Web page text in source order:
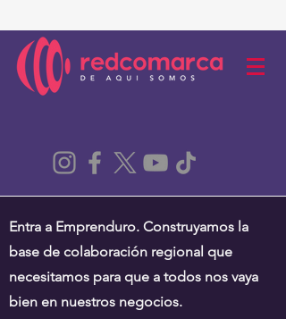
Entra a Emprenduro. Construyamos la
base de colaboración regional que
necesitamos para que a todos nos vaya
bien en nuestros negocios.